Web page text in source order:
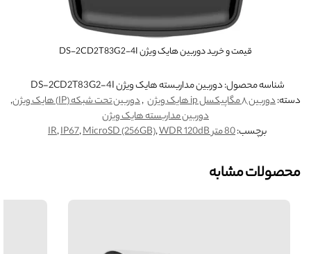
قیمت و خرید دوربین هایک ویژن DS-2CD2T83G2-4I
شناسه محصول:دوربین مداربسته هایک ویژن DS-2CD2T83G2-4I
دسته:دوربین ۸ مگاپیکسل ip هایک ویژن ,دوربین تحت شبکه (IP) هایک ویژن
,
دوربین مداربسته هایک ویژن
برچسب:80 متر IR ,IP67,MicroSD (256GB),WDR 120dB
محصولات مشابه